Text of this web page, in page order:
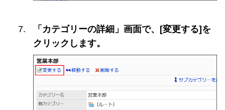
「カテゴリーの詳細」画面で、[変更する]を
クリックします。